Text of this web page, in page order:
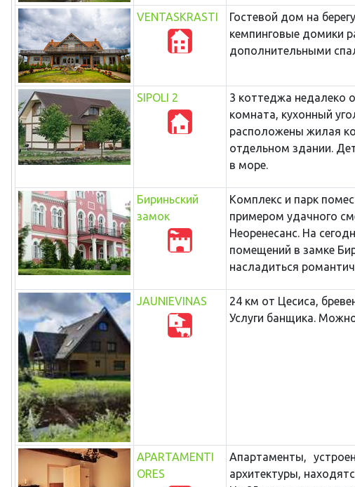
VENTASKRASTI
Гостевой дом на
кемпинговые домики
дополнительными
SIPOLI 2
3 коттеджа недалеко
комната, кухонный
расположены жилая
отдельном здании.
в море.
Бириньский
замок
Комплекс и парк
примером удачного
Неоренесанс. На
помещений в замке
насладиться
JAUNIEVINAS
24 км от Цесиса,
Услуги банщика.
APARTAMENTI
ORES
Апартаменты,
архитектуры,